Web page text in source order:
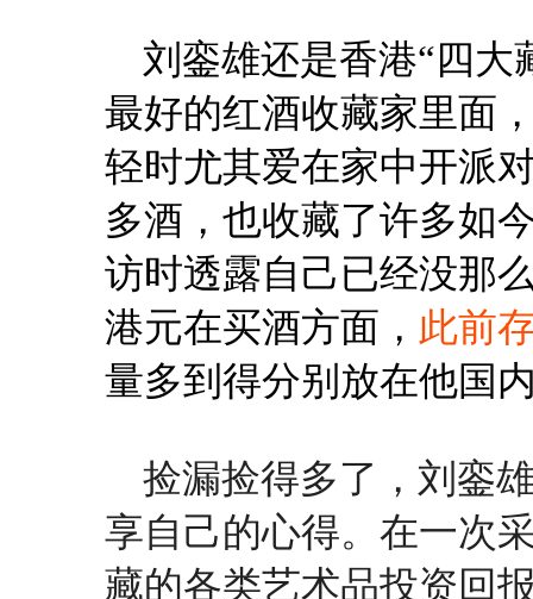
刘銮雄还是香港“四大
最好的红酒收藏家里面
轻时尤其爱在家中开派
多酒，也收藏了许多如
访时透露自己已经没那
港元在买酒方面， 此前
量多到得分别放在他国
捡漏捡得多了，刘銮
享自己的心得。在一次
藏的各类艺术品投资回